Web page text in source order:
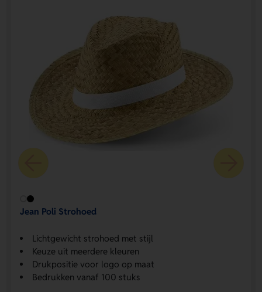
Jean Poli Strohoed
Lichtgewicht strohoed met stijl
Keuze uit meerdere kleuren
Drukpositie voor logo op maat
Bedrukken vanaf 100 stuks